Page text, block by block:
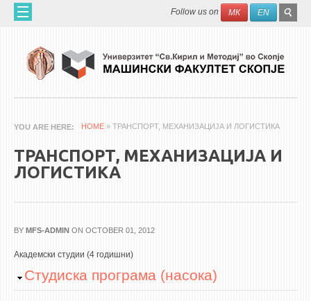
Skip to main content Search
Follow us on МК EN
ЗА НАС
60 ГОДИНИ МФ
НАУЧНА ДЕЈНОСТ
ERASMUS+
QIM-SEE
YOU ARE HERE HOME » ТРАНСПОРТ, МЕХАНИЗАЦИЈА И ЛОГИСТИКА
ТРАНСПОРТ, МЕХАНИЗАЦИЈА И
ЛОГИСТИКА
BY MFS-ADMIN ON OCTOBER 01, 2012
Академски студии (4 годишни)
Hide
Студиска програма (насока)